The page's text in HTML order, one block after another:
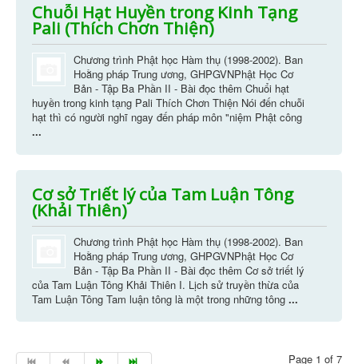
Chuỗi Hạt Huyền trong Kinh Tạng
Pali (Thích Chơn Thiện)
Chương trình Phật học Hàm thụ (1998-2002). Ban
Hoằng pháp Trung ương, GHPGVNPhật Học Cơ
Bản - Tập Ba Phần II - Bài đọc thêm Chuổi hạt
huyền trong kinh tạng Pali Thích Chơn Thiện Nói đến chuỗi
hạt thì có người nghĩ ngay đến pháp môn "niệm Phật công
...
Cơ sở Triết lý của Tam Luận Tông
(Khải Thiên)
Chương trình Phật học Hàm thụ (1998-2002). Ban
Hoằng pháp Trung ương, GHPGVNPhật Học Cơ
Bản - Tập Ba Phần II - Bài đọc thêm Cơ sở triết lý
của Tam Luận Tông Khải Thiên I. Lịch sử truyền thừa của
Tam Luận Tông Tam luận tông là một trong những tông ...
Page 1 of 7